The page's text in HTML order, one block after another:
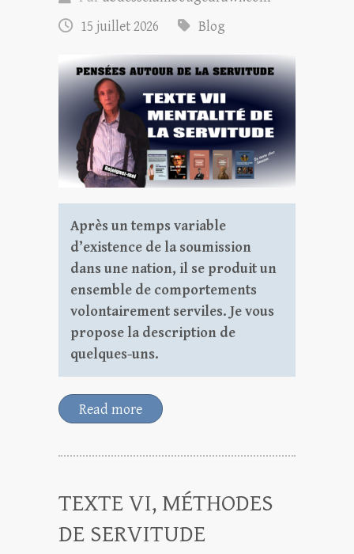
15 juillet 2026
Blog
Après un temps variable
d’existence de la soumission
dans une nation, il se produit un
ensemble de comportements
volontairement serviles. Je vous
propose la description de
quelques-uns.
Read more
TEXTE VI, MÉTHODES
DE SERVITUDE